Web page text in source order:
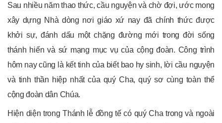
Sau nhiều năm thao thức, cầu nguyện và chờ đợi, ước mong
xây dựng Nhà dòng nơi giáo xứ nay đã chính thức được
khởi sự, đánh dấu một chặng đường mới trong đời sống
thánh hiến và sứ mạng mục vụ của cộng đoàn. Công trình
hôm nay cũng là kết tinh của biết bao hy sinh, lời cầu nguyện
và tinh thần hiệp nhất của quý Cha, quý sơ cùng toàn thể
cộng đoàn dân Chúa.
Hiện diện trong Thánh lễ đồng tế có quý Cha trong và ngoài